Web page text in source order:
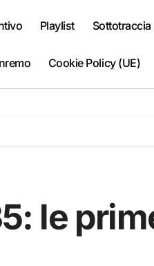
Playlist Sottotraccia
Cookie Policy (UE)
le